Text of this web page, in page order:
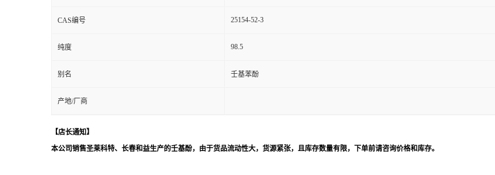
CAS编号 25154-52-3
纯度 98.5
别名 壬基苯酚
产地/厂商
【店长通知】
本公司销售圣莱科特、长春和益生产的壬基酚，由于货品流动性大，货源紧张，且库存数量有限，下单前请咨询价格和库存。